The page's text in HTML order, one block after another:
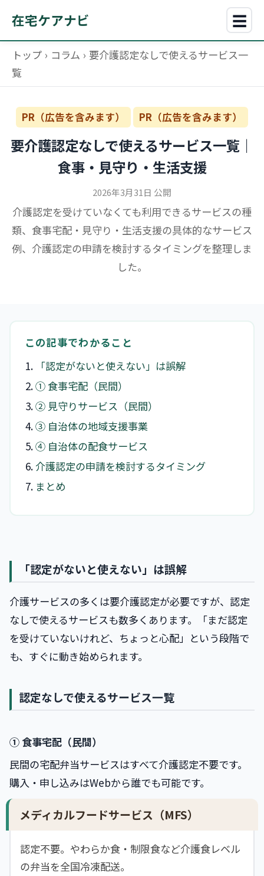
在宅ケアナビ ☰
トップ › コラム › 要介護認定なしで使えるサービス一
覧
PR（広告を含みます） PR（広告を含みます）
要介護認定なしで使えるサービス一覧｜
食事・見守り・生活支援
2026年3月31日 公開
介護認定を受けていなくても利用できるサービスの種
類、食事宅配・見守り・生活支援の具体的なサービス
例、介護認定の申請を検討するタイミングを整理しま
した。
この記事でわかること
「認定がないと使えない」は誤解
① 食事宅配（民間）
② 見守りサービス（民間）
③ 自治体の地域支援事業
④ 自治体の配食サービス
介護認定の申請を検討するタイミング
まとめ
「認定がないと使えない」は誤解
介護サービスの多くは要介護認定が必要ですが、認定
なしで使えるサービスも数多くあります。「まだ認定
を受けていないけれど、ちょっと心配」という段階で
も、すぐに動き始められます。
認定なしで使えるサービス一覧
① 食事宅配（民間）
民間の宅配弁当サービスはすべて介護認定不要です。
購入・申し込みはWebから誰でも可能です。
メディカルフードサービス（MFS）
認定不要。やわらか食・制限食など介護食レベル
の弁当を全国冷凍配送。